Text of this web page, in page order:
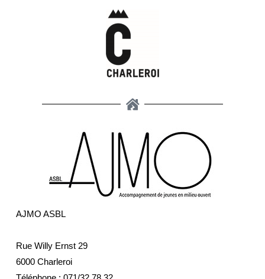
AJMO ASBL
Rue Willy Ernst 29
6000 Charleroi